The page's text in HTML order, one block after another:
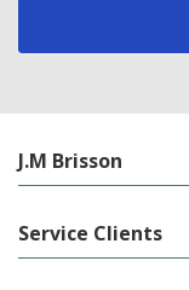
J.M Brisson
Service Clients